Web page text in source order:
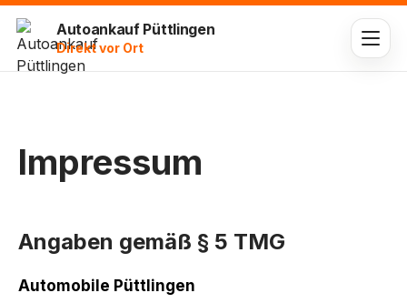
Autoankauf Püttlingen
Direkt vor Ort
Impressum
Angaben gemäß § 5 TMG
Automobile Püttlingen